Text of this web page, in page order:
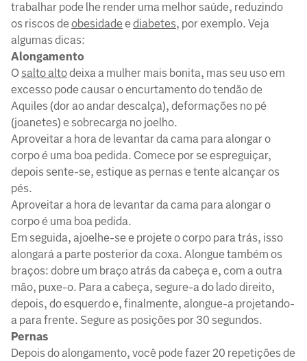
trabalhar pode lhe render uma melhor saúde, reduzindo
os riscos deobesidadeediabetes, por exemplo. Veja
algumas dicas:
Alongamento
O salto altodeixa a mulher mais bonita, mas seu uso em
excesso pode causar o encurtamento do tendão de
Aquiles (dor ao andar descalça), deformações no pé
(joanetes) e sobrecarga no joelho.
Aproveitar a hora de levantar da cama para alongar o
corpo é uma boa pedida. Comece por se espreguiçar,
depois sente-se, estique as pernas e tente alcançar os
pés.
Aproveitar a hora de levantar da cama para alongar o
corpo é uma boa pedida.
Em seguida, ajoelhe-se e projete o corpo para trás, isso
alongará a parte posterior da coxa. Alongue também os
braços: dobre um braço atrás da cabeça e, com a outra
mão, puxe-o. Para a cabeça, segure-a do lado direito,
depois, do esquerdo e, finalmente, alongue-a projetando-
a para frente. Segure as posições por 30 segundos.
Pernas
Depois do alongamento, você pode fazer 20 repetições de